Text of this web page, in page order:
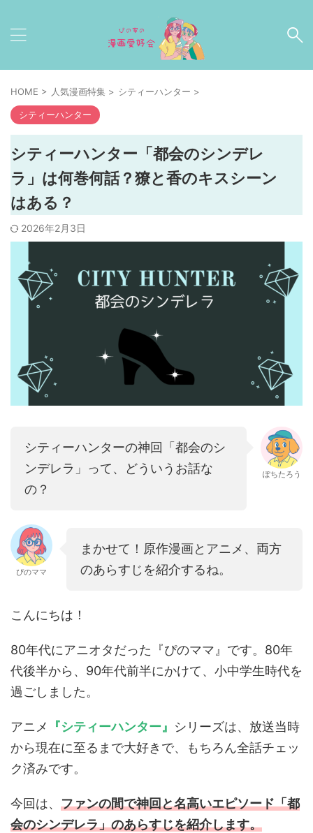
HOME > 人気漫画特集 > シティーハンター >
シティーハンター
シティーハンター「都会のシンデレ
ラ」は何巻何話？獠と香のキスシーン
はある？
2026年2月3日
シティーハンターの神回「都会のシ
ンデレラ」って、どういうお話な
の？
ぽちたろう
ぴのママ
まかせて！原作漫画とアニメ、両方
のあらすじを紹介するね。
こんにちは！
80年代にアニオタだった『ぴのママ』です。80年
代後半から、90年代前半にかけて、小中学生時代を
過ごしました。
アニメ 『シティーハンター』 シリーズは、放送当時
から現在に至るまで大好きで、もちろん全話チェッ
ク済みです。
今回は、 ファンの間で神回と名高いエピソード「都
会のシンデレラ」のあらすじを紹介します。